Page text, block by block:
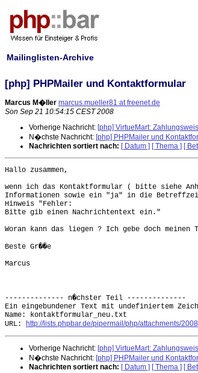
Mailinglisten-Archive
[php] PHPMailer und Kontaktformular
Marcus M�ller marcus.mueller81 at freenet.de
Son Sep 21 10:54:15 CEST 2008
Vorherige Nachricht: [php] VirtueMart:
N�chste Nachricht: [php] PHPMailer und
Nachrichten sortiert nach: [ Datum ] [ Thema ] [
Hallo zusammen,
wenn ich das Kontaktformular ( bitte siehe
Informationen sowie ein "ja" in die
Hinweis "Fehler:
Bitte gib einen Nachrichtentext ein."
Woran kann das liegen ? Ich gebe doch meinen
Beste Gr��e
Marcus
-------------- n�chster Teil --------------
Ein eingebundener Text mit undefiniertem
Name: kontaktformular_neu.txt
URL: http://lists.phpbar.de/pipermail/php/attachments/
Vorherige Nachricht: [php] VirtueMart:
N�chste Nachricht: [php] PHPMailer und
Nachrichten sortiert nach: [ Datum ] [ Thema ] [